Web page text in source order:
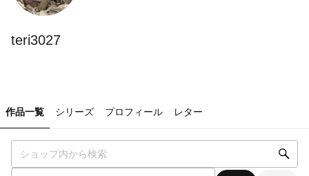
teri3027
作品一覧 シリーズ プロフィール レター